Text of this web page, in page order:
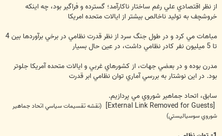
از نظر اقتصادي علي رغم ساختار ناكارآمد؛ گسترده و فراگير بود، چه اينكه
خروشچف به توليد ناخالص بيشتر از ايالات متحده امريكا
مباهات مي كرد و در طول جنگ سرد از نظر قدرت نظامي در برخي برآوردها بين 4
تا 5 ميليون نفر كادر نظامي داشت، در عين حال بسيار
مدرن بوده و در بعضي جهات، از كشورهاي غربي و ايالات متحده آمريكا جلوتر
بود. در اين نوشتار به بررسي آماري توان نظامي ابر قدرت
سابق، اتحاد جماهير شوروي مي پردازيم.
[External Link Removed for Guests]
(نقشه تقسيمات سياسي اتحاد جماهير
شوروي سوسياليستي)